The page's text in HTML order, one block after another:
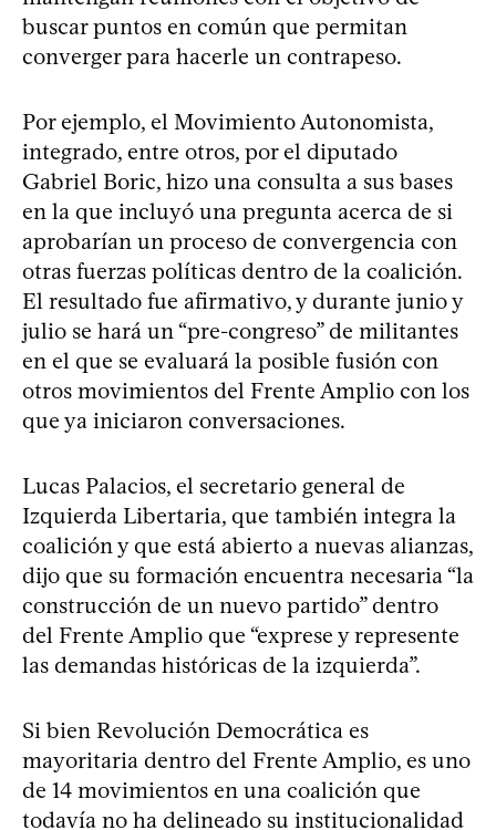
buscar puntos en común que permitan
converger para hacerle un contrapeso.
Por ejemplo, el Movimiento Autonomista,
integrado, entre otros, por el diputado
Gabriel Boric, hizo una consulta a sus bases
en la que incluyó una pregunta acerca de si
aprobarían un proceso de convergencia con
otras fuerzas políticas dentro de la coalición.
El resultado fue afirmativo, y durante junio y
julio se hará un “pre-congreso” de militantes
en el que se evaluará la posible fusión con
otros movimientos del Frente Amplio con los
que ya iniciaron conversaciones.
Lucas Palacios, el secretario general de
Izquierda Libertaria, que también integra la
coalición y que está abierto a nuevas alianzas,
dijo que su formación encuentra necesaria “la
construcción de un nuevo partido” dentro
del Frente Amplio que “exprese y represente
las demandas históricas de la izquierda”.
Si bien Revolución Democrática es
mayoritaria dentro del Frente Amplio, es uno
de 14 movimientos en una coalición que
todavía no ha delineado su institucionalidad